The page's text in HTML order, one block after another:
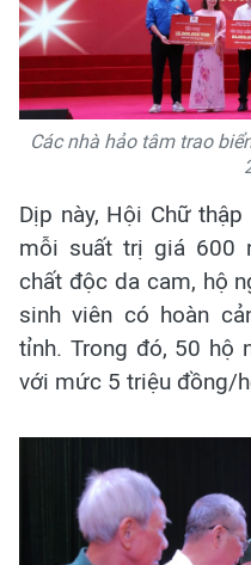
Các nhà hảo tâm trao
Dịp này, Hội Chữ
mỗi suất trị giá 600
chất độc da cam, hộ
sinh viên có hoàn
tỉnh. Trong đó, 50 hộ
với mức 5 triệu đồng/